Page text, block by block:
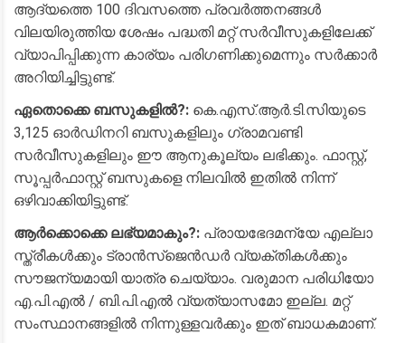
ആദ്യത്തെ 100 ദിവസത്തെ പ്രവർത്തനങ്ങൾ
വിലയിരുത്തിയ ശേഷം പദ്ധതി മറ്റ് സർവീസുകളിലേക്ക്
വ്യാപിപ്പിക്കുന്ന കാര്യം പരിഗണിക്കുമെന്നും സർക്കാർ
അറിയിച്ചിട്ടുണ്ട്.
ഏതൊക്കെ ബസുകളിൽ?: കെ.എസ്.ആർ.ടി.സിയുടെ
3,125 ഓർഡിനറി ബസുകളിലും ഗ്രാമവണ്ടി
സർവീസുകളിലും ഈ ആനുകൂല്യം ലഭിക്കും. ഫാസ്റ്റ്,
സൂപ്പർഫാസ്റ്റ് ബസുകളെ നിലവിൽ ഇതിൽ നിന്ന്
ഒഴിവാക്കിയിട്ടുണ്ട്.
ആർക്കൊക്കെ ലഭ്യമാകും?: പ്രായഭേദമന്യേ എല്ലാ
സ്ത്രീകൾക്കും ട്രാൻസ്‌ജെൻഡർ വ്യക്തികൾക്കും
സൗജന്യമായി യാത്ര ചെയ്യാം. വരുമാന പരിധിയോ
എ.പി.എൽ / ബി.പി.എൽ വ്യത്യാസമോ ഇല്ല. മറ്റ്
സംസ്ഥാനങ്ങളിൽ നിന്നുള്ളവർക്കും ഇത് ബാധകമാണ്.